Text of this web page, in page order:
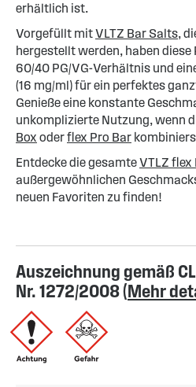
erhältlich ist.
Vorgefüllt mitVLTZ Bar Salts,
hergestellt werden, haben
60/40 PG/VG-Verhältnis und
(16 mg/ml) für ein perfektes
Genieße eine konstante
unkomplizierte Nutzung, wenn
Box oderflex Pro Bar
Entdecke die gesamteVTLZ flex
außergewöhnlichen
neuen Favoriten zu finden!
Auszeichnung gemäß
Nr. 1272/2008 (Mehr